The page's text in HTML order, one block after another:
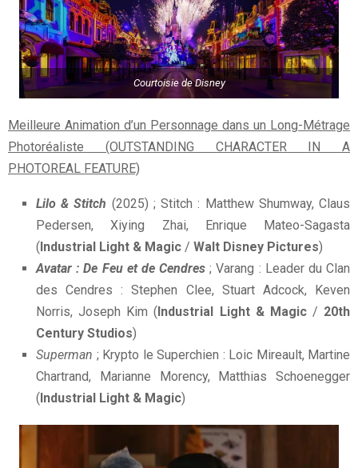
Courtoisie de Disney
Meilleure Animation d’un Personnage dans un Long-Métrage
Photoréaliste (OUTSTANDING CHARACTER IN A
PHOTOREAL FEATURE)
Lilo & Stitch (2025) ; Stitch : Matthew Shumway, Claus
Pedersen, Xiying Zhai, Enrique Mateo-Sagasta
(Industrial Light & Magic / Walt Disney Pictures)
Avatar : De Feu et de Cendres ; Varang : Leader du Clan
des Cendres : Stephen Clee, Stuart Adcock, Keven
Norris, Joseph Kim (Industrial Light & Magic/ 20th
Century Studios)
Superman ; Krypto le Superchien : Loic Mireault, Martine
Chartrand, Marianne Morency, Matthias Schoenegger
(Industrial Light & Magic)